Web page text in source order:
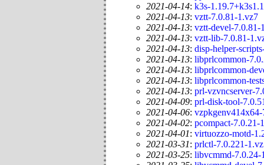
2021-04-14: k3s-
2021-04-13: vztt-7.0.81-1.vz7
2021-04-13: vztt-devel-7.0.81-
2021-04-13: vztt-lib-7.0.81-
2021-04-13: disp-helper-
2021-04-13: libprlcommon-
2021-04-13: libprlcommon-
2021-04-13: libprlcommon-
2021-04-13: prl-vzvncserver-
2021-04-09: prl-disk-tool-
2021-04-06:
2021-04-02: pcompact-7.0.21-
2021-04-01: virtuozzo-motd-
2021-03-31: prlctl-7.0.221-
2021-03-25: libvcmmd-7.0.24-